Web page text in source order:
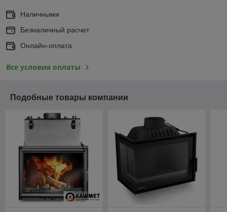
Наличными
Безналичный расчет
Онлайн-оплата
Все условия оплаты
Подобные товары компании